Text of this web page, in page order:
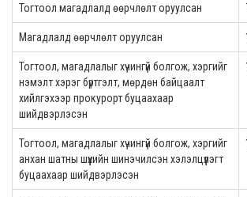
Тогтоол магадлалд өөрчлөлт оруулсан
Магадлалд өөрчлөлт оруулсан
Тогтоол, магадлалыг хүчингүй болгож, хэргийг
нэмэлт хэрэг бүртгэлт, мөрдөн байцаалт
хийлгэхээр прокурорт буцаахаар
шийдвэрлэсэн
Тогтоол, магадлалыг хүчингүй болгож, хэргийг
анхан шатны шүүхийн шинэчилсэн хэлэлцүүлэгт
буцаахаар шийдвэрлэсэн